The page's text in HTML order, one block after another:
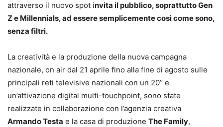
attraverso il nuovo spot invita il pubblico, soprattutto Gen
Z e Millennials, ad essere semplicemente così come sono,
senza filtri.
La creatività e la produzione della nuova campagna
nazionale, on air dal 21 aprile fino alla fine di agosto sulle
principali reti televisive nazionali con un 20’’ e
un’attivazione digital multi-touchpoint, sono state
realizzate in collaborazione con l’agenzia creativa
Armando Testa e la casa di produzione The Family,